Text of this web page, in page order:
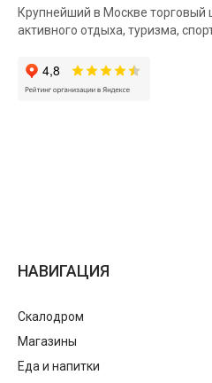
Крупнейший в Москве торговый
активного отдыха, туризма,
НАВИГАЦИЯ
Скалодром
Магазины
Еда и напитки